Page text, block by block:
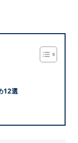
12選